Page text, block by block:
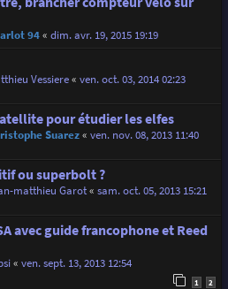
94« dim. avr. 19, 2015 19:19
Vessiere« ven. oct. 03, 2014 02:23
pour étudier les elfes
Suarez« ven. nov. 08, 2013 11:40
ou superbolt ?
matthieu Garot« sam. oct. 05, 2013 15:21
avec guide francophone et Reed
« ven. sept. 13, 2013 12:54
1 2